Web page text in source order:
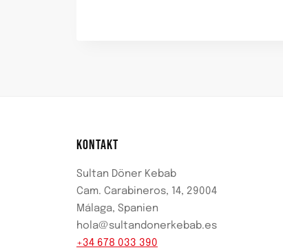
KONTAKT
Sultan Döner Kebab
Cam. Carabineros, 14, 29004
Málaga, Spanien
hola@sultandonerkebab.es
+34 678 033 390